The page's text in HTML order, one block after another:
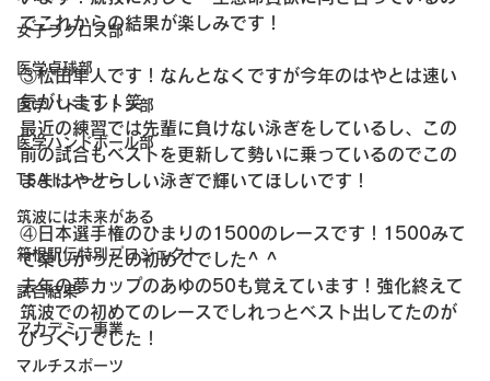
女子ラクロス部
医学卓球部
医学バドミントン部
医学ハンドボール部
TSAトレーナー
筑波には未来がある
箱根駅伝特別プロジェクト
試合結果
アカデミー事業
マルチスポーツ
でこれからの結果が楽しみです！
③松田隼人です！なんとなくですが今年のはやとは速い
気がします！笑
最近の練習では先輩に負けない泳ぎをしているし、この
前の試合もベストを更新して勢いに乗っているのでこの
ままはやとらしい泳ぎで輝いてほしいです！
④日本選手権のひまりの1500のレースです！1500みて
て楽しかったの初めてでした^ ^
去年の夢カップのあゆの50も覚えています！強化終えて
筑波での初めてのレースでしれっとベスト出してたのが
びっくりでした！